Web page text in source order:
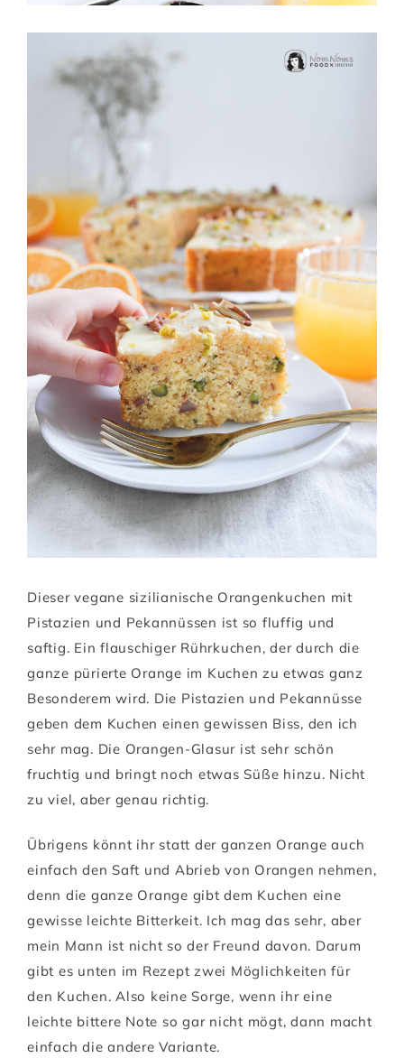
Dieser vegane sizilianische Orangenkuchen mit
Pistazien und Pekannüssen ist so fluffig und
saftig. Ein flauschiger Rührkuchen, der durch die
ganze pürierte Orange im Kuchen zu etwas ganz
Besonderem wird. Die Pistazien und Pekannüsse
geben dem Kuchen einen gewissen Biss, den ich
sehr mag. Die Orangen-Glasur ist sehr schön
fruchtig und bringt noch etwas Süße hinzu. Nicht
zu viel, aber genau richtig.
Übrigens könnt ihr statt der ganzen Orange auch
einfach den Saft und Abrieb von Orangen nehmen,
denn die ganze Orange gibt dem Kuchen eine
gewisse leichte Bitterkeit. Ich mag das sehr, aber
mein Mann ist nicht so der Freund davon. Darum
gibt es unten im Rezept zwei Möglichkeiten für
den Kuchen. Also keine Sorge, wenn ihr eine
leichte bittere Note so gar nicht mögt, dann macht
einfach die andere Variante.